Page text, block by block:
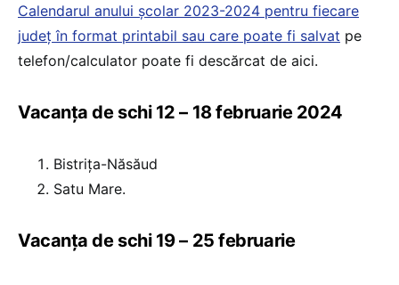
Calendarul anului școlar 2023-2024 pentru fiecare
județ în format printabil sau care poate fi salvat pe
telefon/calculator poate fi descărcat de aici.
Vacanța de schi 12 – 18 februarie 2024
Bistrița-Năsăud
Satu Mare.
Vacanța de schi 19 – 25 februarie